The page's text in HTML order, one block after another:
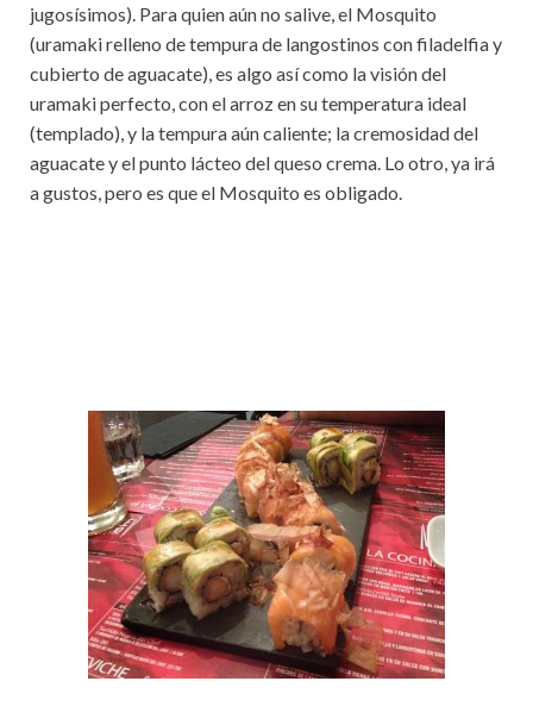
jugosísimos). Para quien aún no salive, el Mosquito
(uramaki relleno de tempura de langostinos con filadelfia y
cubierto de aguacate), es algo así como la visión del
uramaki perfecto, con el arroz en su temperatura ideal
(templado), y la tempura aún caliente; la cremosidad del
aguacate y el punto lácteo del queso crema. Lo otro, ya irá
a gustos, pero es que el Mosquito es obligado.